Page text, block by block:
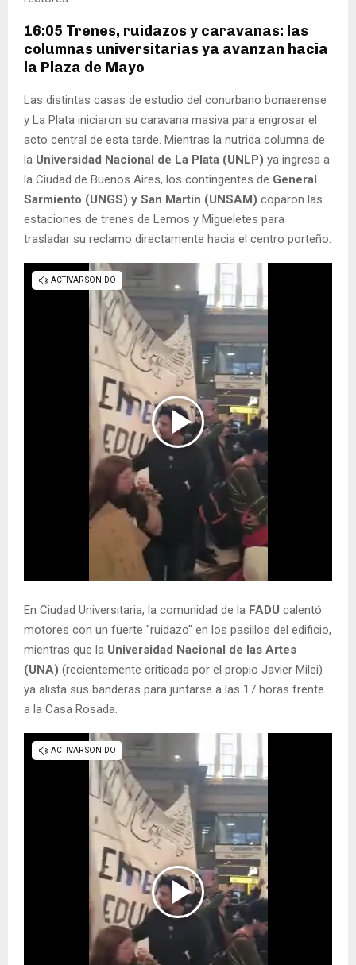
16:05 Trenes, ruidazos y caravanas: las
columnas universitarias ya avanzan hacia
la Plaza de Mayo
Las distintas casas de estudio del conurbano bonaerense
y La Plata iniciaron su caravana masiva para engrosar el
acto central de esta tarde. Mientras la nutrida columna de
la Universidad Nacional de La Plata (UNLP) ya ingresa a
la Ciudad de Buenos Aires, los contingentes de General
Sarmiento (UNGS) y San Martín (UNSAM) coparon las
estaciones de trenes de Lemos y Migueletes para
trasladar su reclamo directamente hacia el centro porteño.
En Ciudad Universitaria, la comunidad de la FADU calentó
motores con un fuerte "ruidazo" en los pasillos del edificio,
mientras que la Universidad Nacional de las Artes
(UNA) (recientemente criticada por el propio Javier Milei)
ya alista sus banderas para juntarse a las 17 horas frente
a la Casa Rosada.